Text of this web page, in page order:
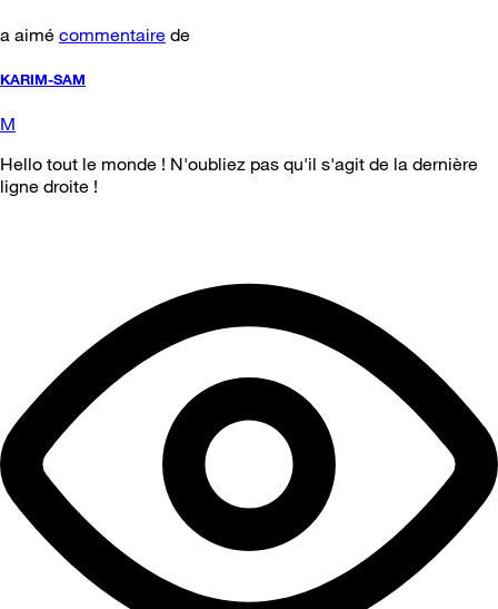
a aimé commentaire de
KARIM-SAM
M
Hello tout le monde ! N'oubliez pas qu'il s'agit de la dernière
ligne droite !